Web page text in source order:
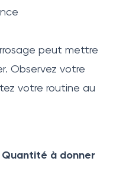
peut mettre
Observez votre
votre routine au
Quantité à donner